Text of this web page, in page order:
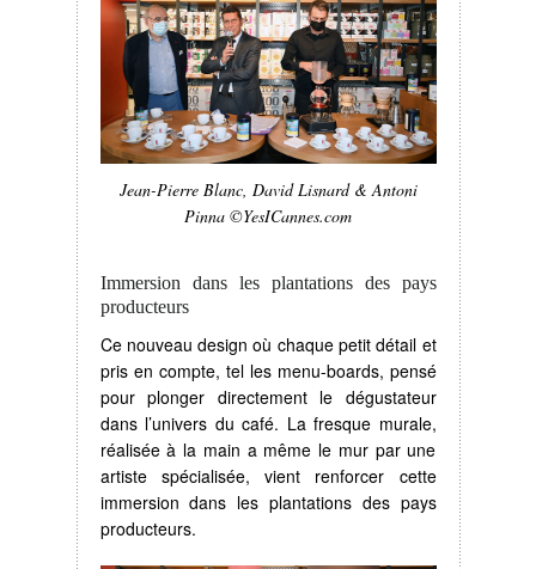
Jean-Pierre Blanc, David Lisnard & Antoni
Pinna ©YesICannes.com
Immersion dans les plantations des pays
producteurs
Ce nouveau design où chaque petit détail et
pris en compte, tel les menu-boards, pensé
pour plonger directement le dégustateur
dans l’univers du café. La fresque murale,
réalisée à la main a même le mur par une
artiste spécialisée, vient renforcer cette
immersion dans les plantations des pays
producteurs.